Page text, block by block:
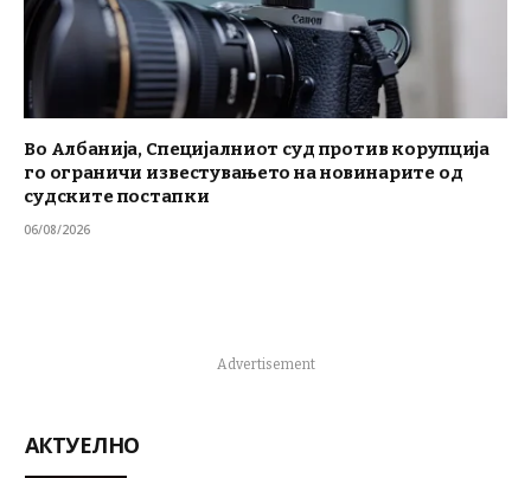
Во Албанија, Специјалниот суд против корупција
го ограничи известувањето на новинарите од
судските постапки
06/08/2026
Advertisement
АКТУЕЛНО